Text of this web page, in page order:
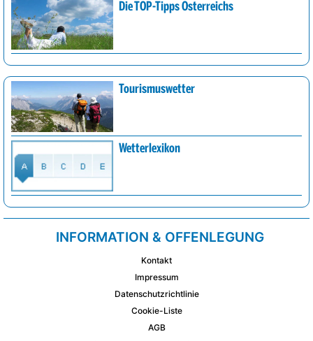
Die TOP-Tipps Österreichs
Tourismuswetter
Wetterlexikon
INFORMATION & OFFENLEGUNG
Kontakt
Impressum
Datenschutzrichtlinie
Cookie-Liste
AGB